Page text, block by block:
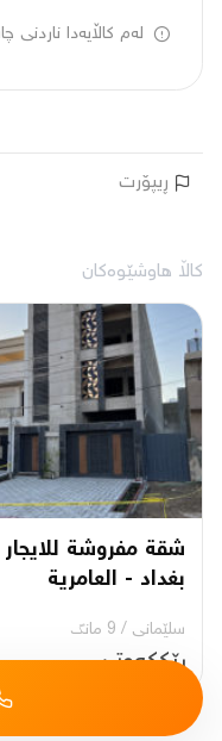
لەم کاڵایەدا ناردنی
ڕیپۆرت
کاڵا هاوشێوەکان
شقة مفروشة
بغداد - العامرية
سلێمانی / 9 مانگ
ڕێککەوتن